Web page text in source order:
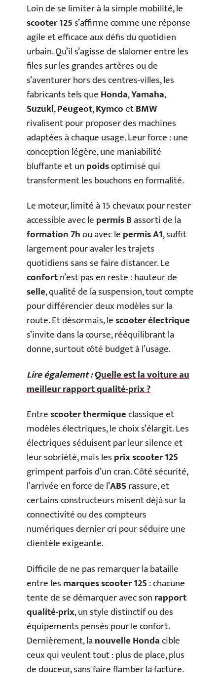
Loin de se limiter à la simple mobilité, le
scooter 125s’affirme comme une réponse
agile et efficace aux défis du quotidien
urbain. Qu’il s’agisse de slalomer entre les
files sur les grandes artères ou de
s’aventurer hors des centres-villes, les
fabricants tels queHonda,Yamaha,
Suzuki,Peugeot,KymcoetBMW
rivalisent pour proposer des machines
adaptées à chaque usage. Leur force : une
conception légère, une maniabilité
bluffante et unpoidsoptimisé qui
transforment les bouchons en formalité.
Le moteur, limité à 15 chevaux pour rester
accessible avec lepermis Bassorti de la
formation 7hou avec lepermis A1, suffit
largement pour avaler les trajets
quotidiens sans se faire distancer. Le
confortn’est pas en reste : hauteur de
selle, qualité de la suspension, tout compte
pour différencier deux modèles sur la
route. Et désormais, lescooter électrique
s’invite dans la course, rééquilibrant la
donne, surtout côté budget à l’usage.
Lire également :Quelle est la voiture au
meilleur rapport qualité-prix ?
Entrescooter thermiqueclassique et
modèles électriques, le choix s’élargit. Les
électriques séduisent par leur silence et
leur sobriété, mais lesprix scooter 125
grimpent parfois d’un cran. Côté sécurité,
l’arrivée en force de l’ABSrassure, et
certains constructeurs misent déjà sur la
connectivité ou des compteurs
numériques dernier cri pour séduire une
clientèle exigeante.
Difficile de ne pas remarquer la bataille
entre lesmarques scooter 125: chacune
tente de se démarquer avec sonrapport
qualité-prix, un style distinctif ou des
équipements pensés pour le confort.
Dernièrement, lanouvelle Hondacible
ceux qui veulent tout : plus de place, plus
de douceur, sans faire flamber la facture.